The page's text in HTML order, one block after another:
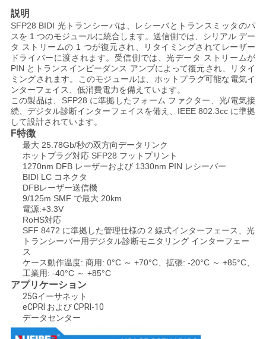
さ
い
ニ
ュ
ー
求
な
説明
SFP28 BIDI 光トランシーバは、レシーバとトランスミッタのパ
スを 1 つのモジュールに統合します。送信側では、シリアル デー
タ ストリームの 1 つが復元され、リタイミングされてレーザー
ドライバーに渡されます。受信側では、光データ ストリームが
PIN とトランスインピーダンス アンプによって復元され、リタイ
ミングされます。このモジュールは、ホットプラグ可能な電気イ
ンターフェイス、低消費電力を備えています。
この製品は、SFP28 に準拠したフォーム ファクター、光/電気接
続、デジタル診断インターフェイスを備え、IEEE 802.3cc に準拠
して設計されています。
F特徴
最大 25.78Gb/秒の双方向データリンク
ホットプラグ対応 SFP28 フットプリント
1270nm DFB レーザーおよび 1330nm PIN レシーバー
BIDI LC コネクタ
DFBレーザー送信機
9/125m SMF で最大 20km
電源:+3.3V
RoHS対応
SFF 8472 に準拠した管理仕様の 2 線式インターフェース、光
トランシーバー用デジタル診断モニタリング インターフェー
ス
ケース動作温度: 商用: 0°C ～ +70°C、拡張: -20°C ～ +85°C、
工業用: -40°C ～ +85°C
アプリケーション
25Gイーサネット
eCPRI および CPRI-10
データセンター